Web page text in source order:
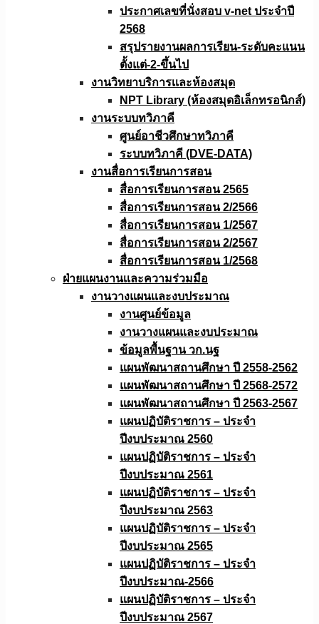
ประกาศเลขที่นั่งสอบ v-net ประจำปี
2568
สรุปรายงานผลการเรียน-ระดับคะแนน
ตั้งแต่-2-ขึ้นไป
งานวิทยาบริการเเละห้องสมุด
NPT Library (ห้องสมุดอิเล็กทรอนิกส์)
งานระบบทวิภาคี
ศูนย์อาชีวศึกษาทวิภาคี
ระบบทวิภาคี (DVE-DATA)
งานสื่อการเรียนการสอน
สื่อการเรียนการสอน 2565
สื่อการเรียนการสอน 2/2566
สื่อการเรียนการสอน 1/2567
สื่อการเรียนการสอน 2/2567
สื่อการเรียนการสอน 1/2568
ฝ่ายแผนงานเเละความร่วมมือ
งานวางแผนเเละงบประมาณ
งานศูนย์ข้อมูล
งานวางแผนและงบประมาณ
ข้อมูลพื้นฐาน วก.นฐ
แผนพัฒนาสถานศึกษา ปี 2558-2562
แผนพัฒนาสถานศึกษา ปี 2568-2572
แผนพัฒนาสถานศึกษา ปี 2563-2567
แผนปฏิบัติราชการ – ประจำ
ปีงบประมาณ 2560
แผนปฏิบัติราชการ – ประจำ
ปีงบประมาณ 2561
แผนปฏิบัติราชการ – ประจำ
ปีงบประมาณ 2563
แผนปฏิบัติราชการ – ประจำ
ปีงบประมาณ 2565
แผนปฏิบัติราชการ – ประจำ
ปีงบประมาณ-2566
แผนปฏิบัติราชการ – ประจำ
ปีงบประมาณ 2567